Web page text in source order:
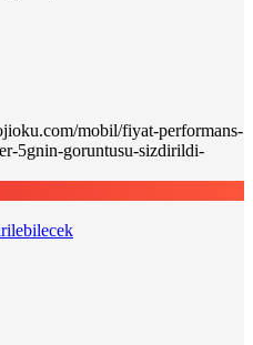
mobil/fiyat-performans-
5gnin-goruntusu-sizdirildi-